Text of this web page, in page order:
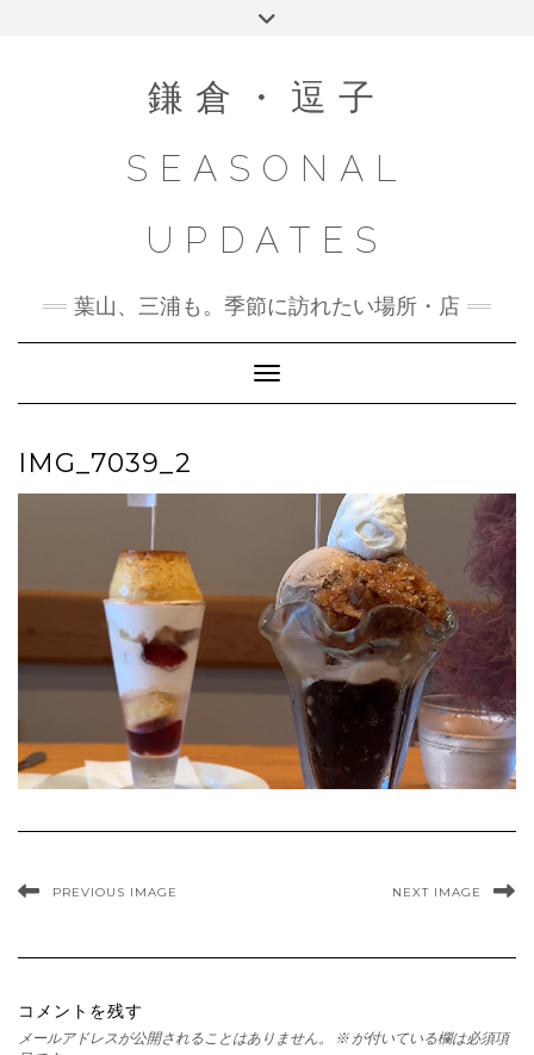
鎌倉・逗子
SEASONAL
UPDATES
葉山、三浦も。季節に訪れたい場所・店
Toggle Navigation
IMG_7039_2
PREVIOUS IMAGE NEXT IMAGE
コメントを残す
メールアドレスが公開されることはありません。 ※ が付いている欄は必須項